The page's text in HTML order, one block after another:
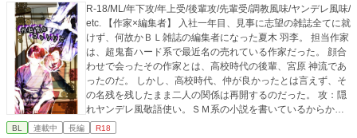
R-18/ML/年下攻/年上受/後輩攻/先輩受/調教風味/ヤンデレ風味/
etc. 【作家×編集者】 入社一年目、見事に志望の雑誌全てに就
けず、何故かＢＬ雑誌の編集者になった夏木 羽李。 担当作家
は、超鬼畜ハード系で最近名の売れている作家だった。 顔合
わせで会ったその作家とは、高校時代の後輩、宮原 神流であ
ったのだ。 しかし、高校時代、仲が良かったとは言えず、そ
の名残を残したまま二人の関係は再開するのだった。 攻：隠
れヤンデレ風敬語使い。ＳＭ系の小説を書いているからか、
少々調教師ぽい。学生に見えない大学生。 受：強気ダメ犬。
BL 連載中 長編 R18